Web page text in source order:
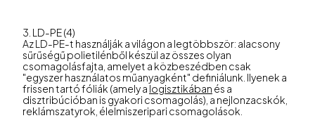
3. LD-PE (4)
Az LD-PE-t használják a világon a legtöbbször: alacsony
sűrűségű polietilénből készül az összes olyan
csomagolásfajta, amelyet a közbeszédben csak
"egyszer használatos műanyagként" definiálunk. Ilyenek a
frissen tartó fóliák (amely a logisztikában és a
disztribúcióban is gyakori csomagolás), a nejlonzacskók,
reklámszatyrok, élelmiszeripari csomagolások.